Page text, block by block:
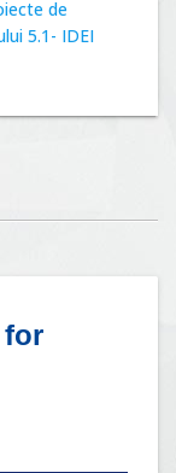
de
5.1- IDEI
for